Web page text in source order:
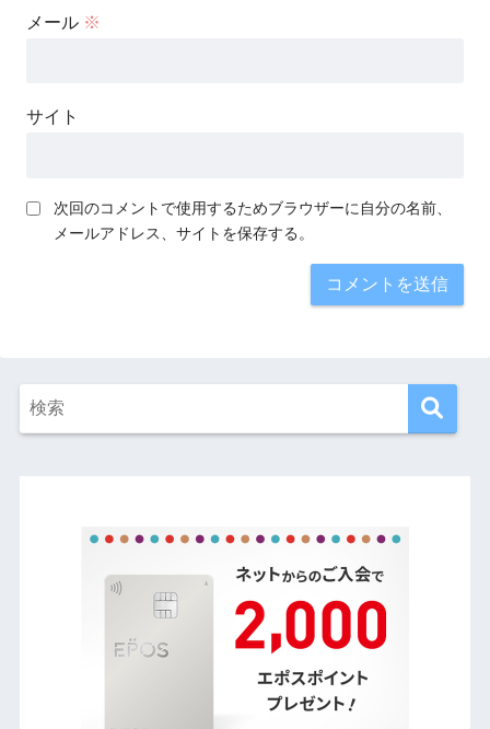
メール ※
サイト
次回のコメントで使用するためブラウザーに自分の名前、
メールアドレス、サイトを保存する。